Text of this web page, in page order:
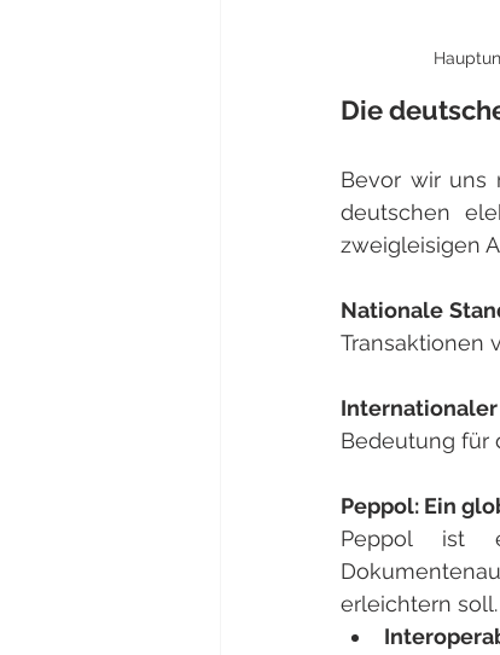
Die
Bevor wir uns
deutschen
zweigleisigen
Nationale
Transaktionen
Bedeutung für
Peppol: Ein
Peppol ist
erleichtern